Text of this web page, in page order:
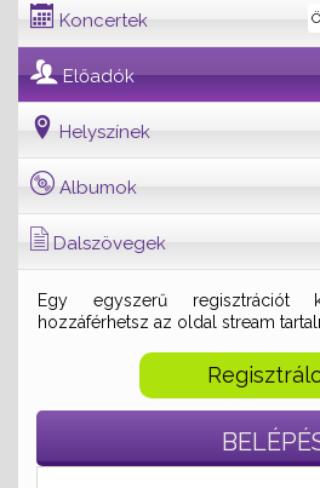
Koncertek
Előadók
Helyszínek
Albumok
Dalszövegek
Egy egyszerű regisztrációt
hozzáférhetsz az oldal stream